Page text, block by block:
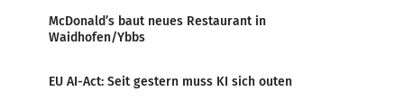
McDonald’s baut neues Restaurant in
Waidhofen/Ybbs
EU AI-Act: Seit gestern muss KI sich outen